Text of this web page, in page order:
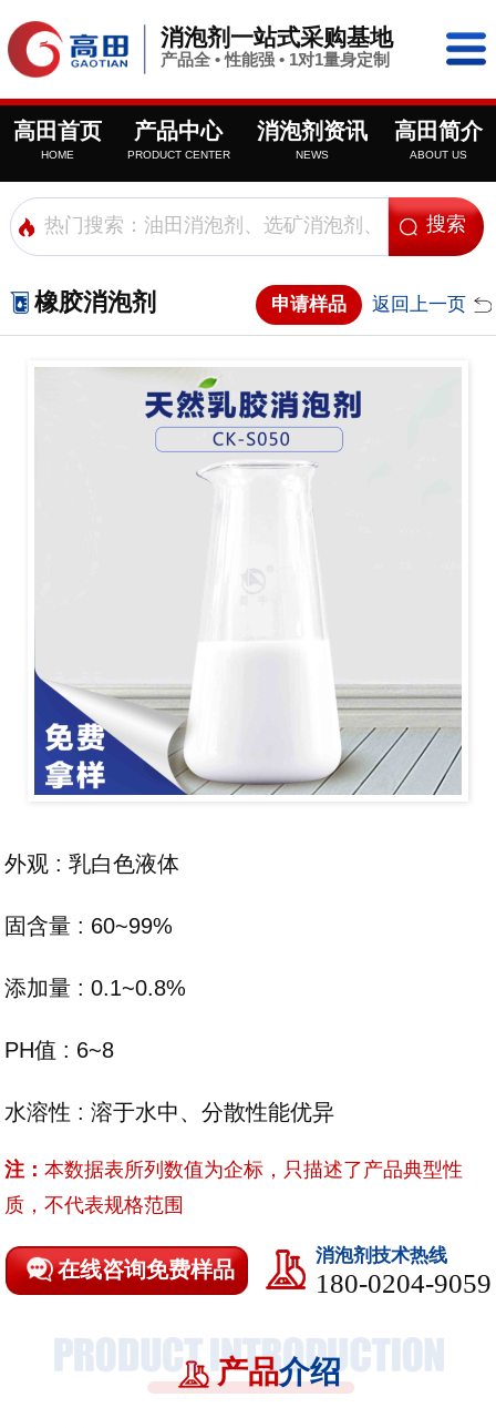
消泡剂一站式采购基地
产品全 • 性能强 • 1对1量身定制
高田首页
HOME
产品中心
PRODUCT CENTER
消泡剂资讯
NEWS
高田简介
ABOUT US
橡胶消泡剂 申请样品 返回上一页
外观 : 乳白色液体
固含量 : 60~99%
添加量 : 0.1~0.8%
PH值 : 6~8
水溶性 : 溶于水中、分散性能优异
注：本数据表所列数值为企标，只描述了产品典型性
质，不代表规格范围
在线咨询免费样品
消泡剂技术热线
180-0204-9059
产品介绍